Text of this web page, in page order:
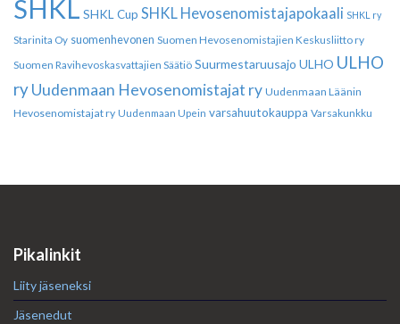
SHKL SHKL Cup SHKL Hevosenomistajapokaali SHKL ry
Starinita Oy suomenhevonen Suomen Hevosenomistajien Keskusliitto ry
Suomen Ravihevoskasvattajien Säätiö Suurmestaruusajo ULHO ULHO
ryUudenmaan Hevosenomistajat ry Uudenmaan Läänin
Hevosenomistajat ry Uudenmaan Upein varsahuutokauppa Varsakunkku
Pikalinkit
Liity jäseneksi
Jäsenedut